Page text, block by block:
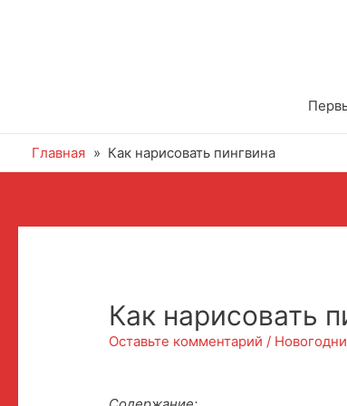
Главная Как нарисовать пингвина
Как нарисовать
Оставьте комментарий /